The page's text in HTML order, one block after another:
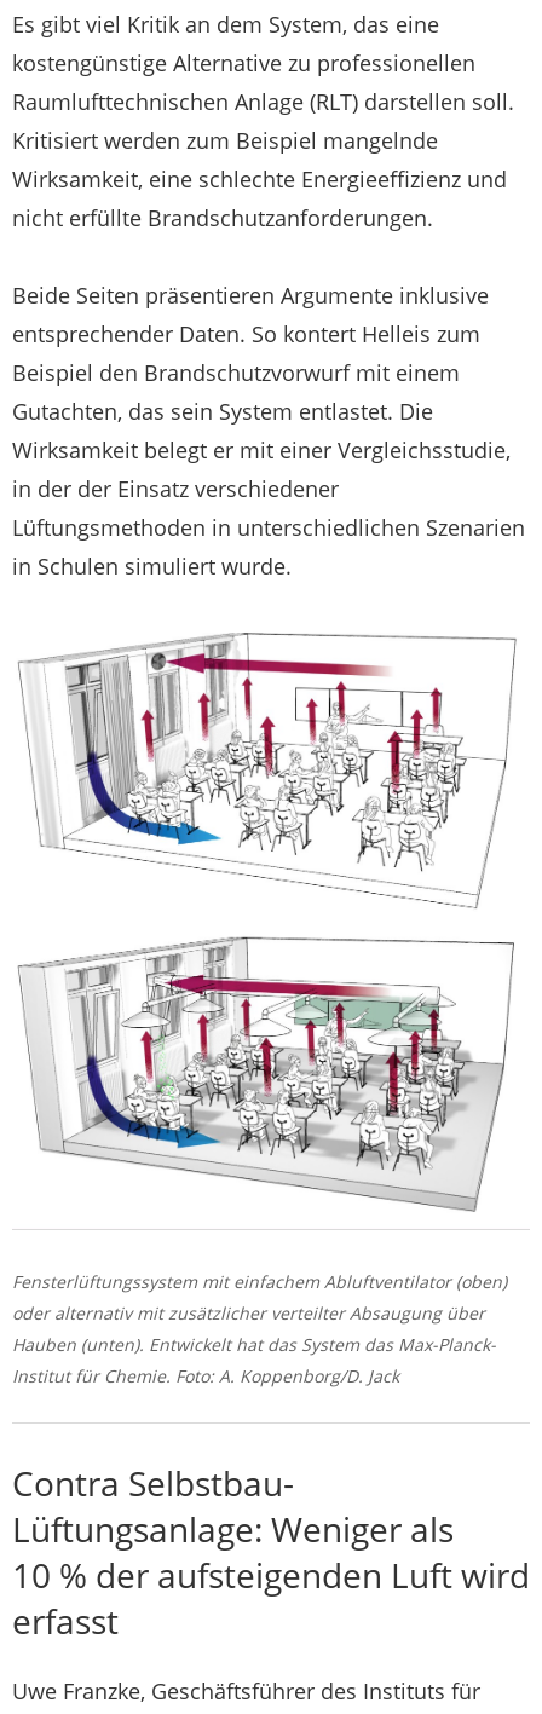
Es gibt viel Kritik an dem System, das eine
kostengünstige Alternative zu professionellen
Raumlufttechnischen Anlage (RLT) darstellen soll.
Kritisiert werden zum Beispiel mangelnde
Wirksamkeit, eine schlechte Energieeffizienz und
nicht erfüllte Brandschutzanforderungen.
Beide Seiten präsentieren Argumente inklusive
entsprechender Daten. So kontert Helleis zum
Beispiel den Brandschutzvorwurf mit einem
Gutachten, das sein System entlastet. Die
Wirksamkeit belegt er mit einer Vergleichsstudie,
in der der Einsatz verschiedener
Lüftungsmethoden in unterschiedlichen Szenarien
in Schulen simuliert wurde.
Fensterlüftungssystem mit einfachem Abluftventilator (oben)
oder alternativ mit zusätzlicher verteilter Absaugung über
Hauben (unten). Entwickelt hat das System das Max-Planck-
Institut für Chemie. Foto: A. Koppenborg/D. Jack
Contra Selbstbau-
Lüftungsanlage: Weniger als
10 % der aufsteigenden Luft wird
erfasst
Uwe Franzke, Geschäftsführer des Instituts für